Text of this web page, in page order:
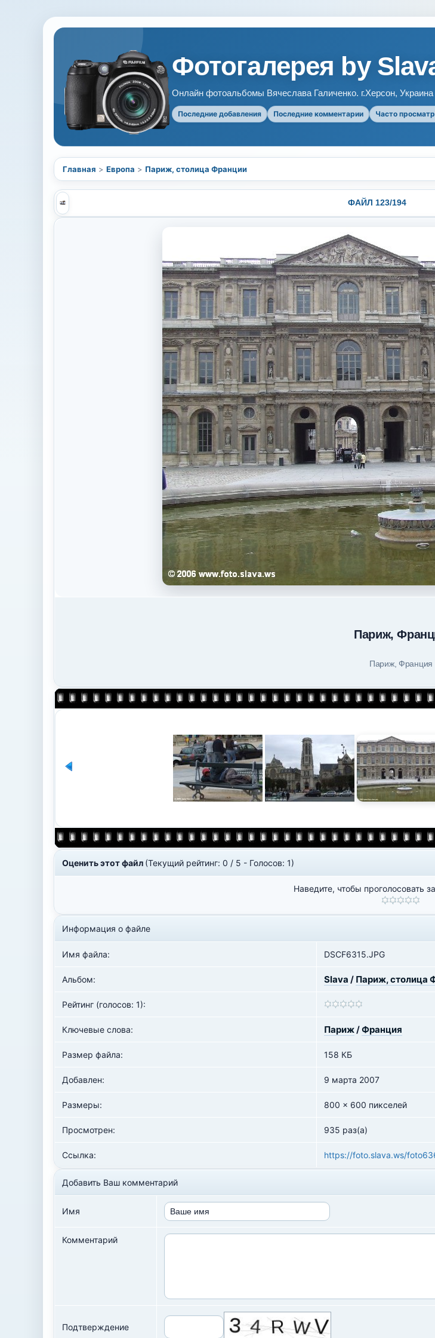
Фотогалерея by
Онлайн фотоальбомы Вячеслава Галиченко. г.Херсон, Украина
Последние добавления Последние комментарии Часто
Главная > Европа > Париж, столица Франции
ФАЙЛ 123/194
Париж,
Париж, Франция
Оценить этот файл (Текущий рейтинг: 0 / 5 - Голосов: 1)
Наведите, чтобы проголосовать
Информация о файле
Имя файла: DSCF6315.JPG
Альбом: Slava / Париж, столица
Рейтинг (голосов: 1):
Ключевые слова: Париж/Франция
Размер файла: 158 КБ
Добавлен: 9 марта 2007
Размеры: 800 x 600 пикселей
Просмотрен: 935 раз(а)
Ссылка: https://foto.slava.ws/
Добавить Ваш комментарий
Имя
Комментарий
Подтверждение